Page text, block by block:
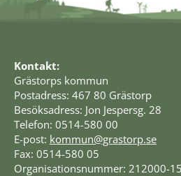
Kontakt:
Grästorps kommun
Postadress: 467 80 Grästorp
Besöksadress: Jon Jespersg. 28
Telefon: 0514-580 00
E-post: kommun@grastorp.se
Fax: 0514-580 05
Organisationsnummer: 212000-